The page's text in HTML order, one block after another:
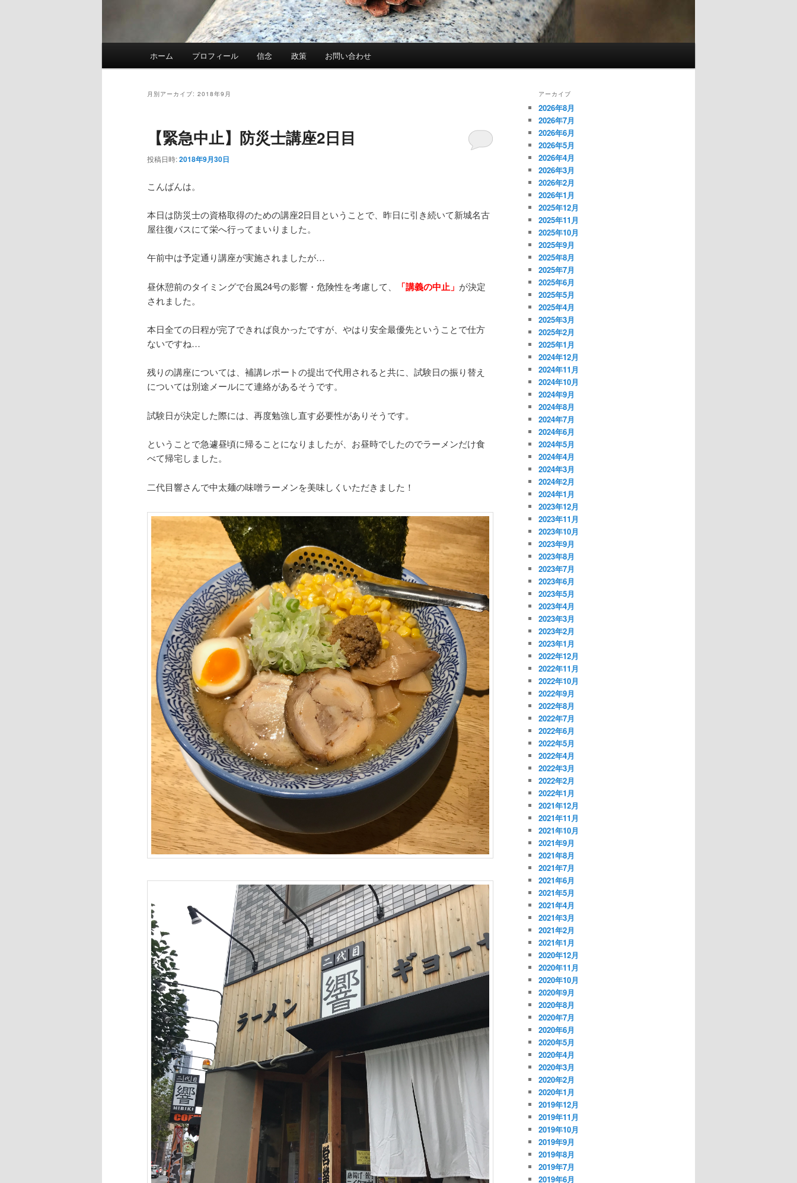
ホーム プロフィール 信念 政策 お問い合わせ
月別アーカイブ: 2018年9月
【緊急中止】防災士講座2日目
投稿日時:2018年9月30日
こんばんは。
本日は防災士の資格取得のための講座2日目ということで、昨日に引き続いて新城名古
屋往復バスにて栄へ行ってまいりました。
午前中は予定通り講座が実施されましたが…
昼休憩前のタイミングで台風24号の影響・危険性を考慮して、 「講義の中止」 が決定
されました。
本日全ての日程が完了できれば良かったですが、やはり安全最優先ということで仕方
ないですね…
残りの講座については、補講レポートの提出で代用されると共に、試験日の振り替え
については別途メールにて連絡があるそうです。
試験日が決定した際には、再度勉強し直す必要性がありそうです。
ということで急遽昼頃に帰ることになりましたが、お昼時でしたのでラーメンだけ食
べて帰宅しました。
二代目響さんで中太麺の味噌ラーメンを美味しくいただきました！
アーカイブ
2026年8月
2026年7月
2026年6月
2026年5月
2026年4月
2026年3月
2026年2月
2026年1月
2025年12月
2025年11月
2025年10月
2025年9月
2025年8月
2025年7月
2025年6月
2025年5月
2025年4月
2025年3月
2025年2月
2025年1月
2024年12月
2024年11月
2024年10月
2024年9月
2024年8月
2024年7月
2024年6月
2024年5月
2024年4月
2024年3月
2024年2月
2024年1月
2023年12月
2023年11月
2023年10月
2023年9月
2023年8月
2023年7月
2023年6月
2023年5月
2023年4月
2023年3月
2023年2月
2023年1月
2022年12月
2022年11月
2022年10月
2022年9月
2022年8月
2022年7月
2022年6月
2022年5月
2022年4月
2022年3月
2022年2月
2022年1月
2021年12月
2021年11月
2021年10月
2021年9月
2021年8月
2021年7月
2021年6月
2021年5月
2021年4月
2021年3月
2021年2月
2021年1月
2020年12月
2020年11月
2020年10月
2020年9月
2020年8月
2020年7月
2020年6月
2020年5月
2020年4月
2020年3月
2020年2月
2020年1月
2019年12月
2019年11月
2019年10月
2019年9月
2019年8月
2019年7月
2019年6月